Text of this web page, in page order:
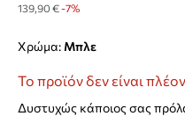
139,90 € -7%
Χρώμα: μπλε
Το προϊόν δεν είναι
Δυστυχώς κάποιος σας